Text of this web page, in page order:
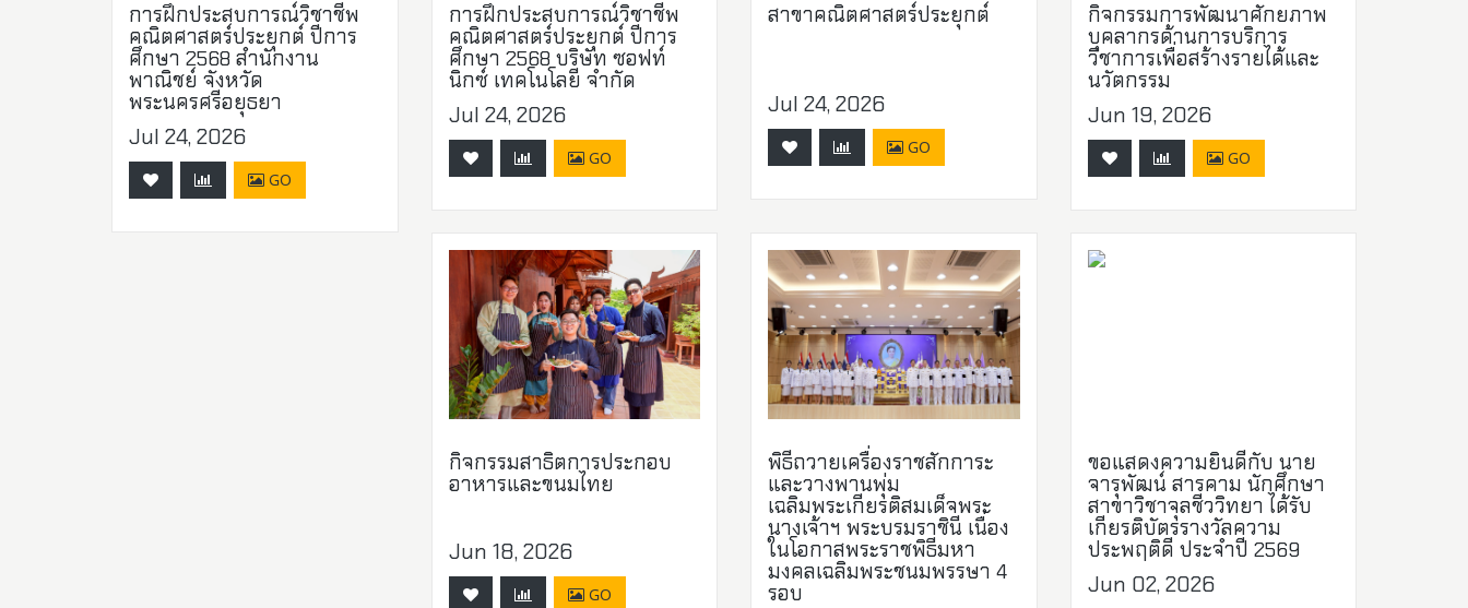
การฝึกประสบการณ์วิชาชีพ
คณิตศาสตร์ประยุกต์ ปีการ
ศึกษา 2568 สำนักงาน
พาณิชย์ จังหวัด
พระนครศรีอยุธยา
Jul 24, 2026
GO
การฝึกประสบการณ์วิชาชีพ
คณิตศาสตร์ประยุกต์ ปีการ
ศึกษา 2568 บริษัท ซอฟท์
นิกซ์ เทคโนโลยี จำกัด
Jul 24, 2026
GO
สาขาคณิตศาสตร์ประยุกต์
Jul 24, 2026
GO
กิจกรรมการพัฒนาศักยภาพ
บุคลากรด้านการบริการ
วิชาการเพื่อสร้างรายได้และ
นวัตกรรม
Jun 19, 2026
GO
กิจกรรมสาธิตการประกอบ
อาหารและขนมไทย
Jun 18, 2026
GO
พิธีถวายเครื่องราชสักการะ
และวางพานพุ่ม
เฉลิมพระเกียรติสมเด็จพระ
นางเจ้าฯ พระบรมราชินี เนื่อง
ในโอกาสพระราชพิธีมหา
มงคลเฉลิมพระชนมพรรษา 4
รอบ
ขอแสดงความยินดีกับ นาย
จารุพัฒน์ สารคาม นักศึกษา
สาขาวิชาจุลชีววิทยา ได้รับ
เกียรติบัตรรางวัลความ
ประพฤติดี ประจำปี 2569
Jun 02, 2026